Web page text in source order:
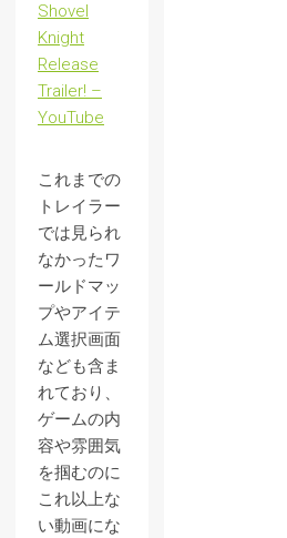
Shovel
Knight
Release
Trailer! –
YouTube
これまでの
トレイラー
では見られ
なかったワ
ールドマッ
プやアイテ
ム選択画面
なども含ま
れており、
ゲームの内
容や雰囲気
を掴むのに
これ以上な
い動画にな